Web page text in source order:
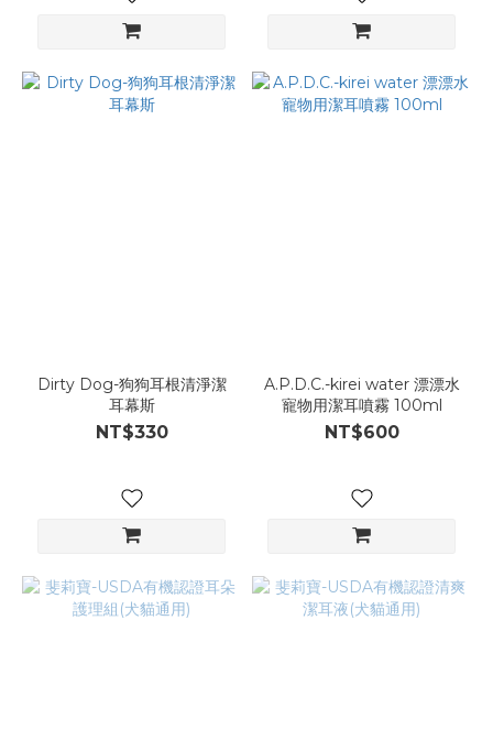
Dirty Dog-狗狗耳根清淨潔
耳幕斯
NT$330
A.P.D.C.-kirei water 漂漂水
寵物用潔耳噴霧 100ml
NT$600